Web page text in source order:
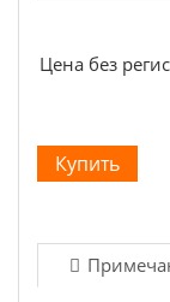
Цена без